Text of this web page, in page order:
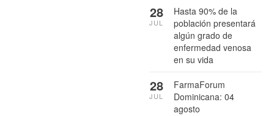
Hasta 90% de la
población presentará
algún grado de
enfermedad venosa
en su vida
28
JUL
FarmaForum
Dominicana: 04
agosto
28
JUL